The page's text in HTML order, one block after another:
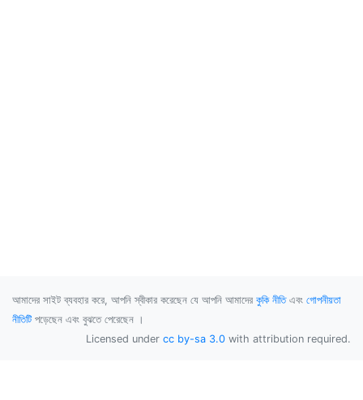
আমাদের সাইট ব্যবহার করে, আপনি স্বীকার করেছেন যে আপনি আমাদের কুকি নীতিএবং গোপনীয়তা
নীতিটি পড়েছেন এবং বুঝতে পেরেছেন ।
Licensed under cc by-sa 3.0 with attribution required.